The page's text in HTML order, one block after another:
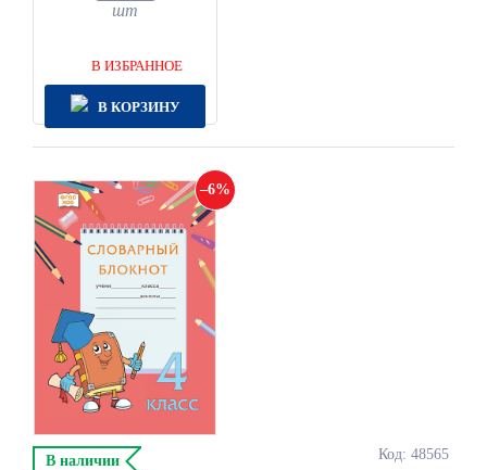
шт
В ИЗБРАННОЕ
В КОРЗИНУ
6
Код: 48565
В наличии